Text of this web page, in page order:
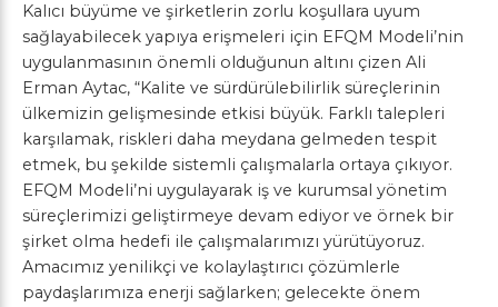
Kalıcı büyüme ve şirketlerin zorlu koşullara uyum
sağlayabilecek yapıya erişmeleri için EFQM Modeli’nin
uygulanmasının önemli olduğunun altını çizen Ali
Erman Aytac, “Kalite ve sürdürülebilirlik süreçlerinin
ülkemizin gelişmesinde etkisi büyük. Farklı talepleri
karşılamak, riskleri daha meydana gelmeden tespit
etmek, bu şekilde sistemli çalışmalarla ortaya çıkıyor.
EFQM Modeli’ni uygulayarak iş ve kurumsal yönetim
süreçlerimizi geliştirmeye devam ediyor ve örnek bir
şirket olma hedefi ile çalışmalarımızı yürütüyoruz.
Amacımız yenilikçi ve kolaylaştırıcı çözümlerle
paydaşlarımıza enerji sağlarken; gelecekte önem